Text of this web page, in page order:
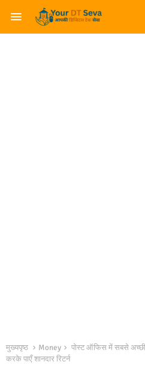
मुख्यपृष्ठ Money
पोस्ट ऑफिस में सबसे
करके पाएँ शानदार रिटर्न